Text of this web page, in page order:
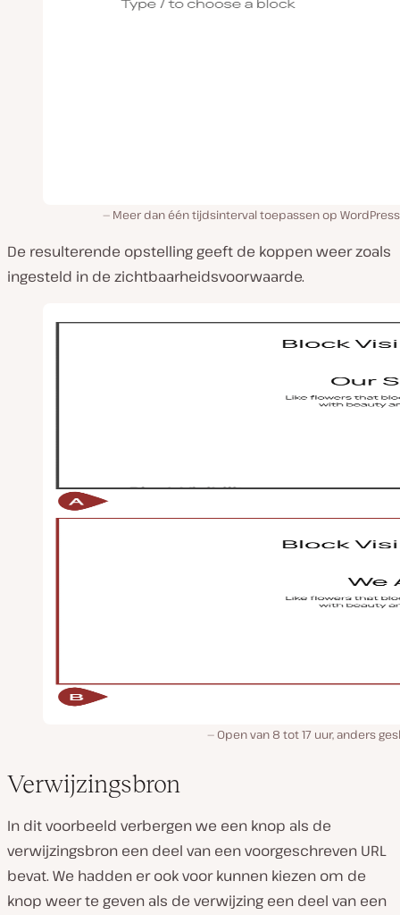
Meer dan één tijdsinterval toepassen op
De resulterende opstelling geeft de koppen weer zoals
ingesteld in de zichtbaarheidsvoorwaarde.
Open van 8 tot 17 uur, anders
Verwijzingsbron
In dit voorbeeld verbergen we een knop als de
verwijzingsbron een deel van een voorgeschreven URL
bevat. We hadden er ook voor kunnen kiezen om de
knop weer te geven als de verwijzing een deel van een